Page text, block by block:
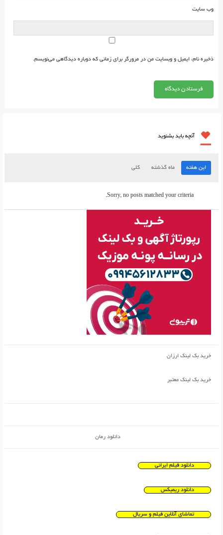
وب‌ سایت
ذخیره نام، ایمیل و وبسایت من در مرورگر برای زمانی که دوباره دیدگاهی می‌نویسم.
آنچه باید بشنوید
این هفته ماه گذشته کلی
Sorry, no posts matched your criteria.
خرید بک لینک ارزان
خرید بک لینک معتبر
دانلود رمان
دانلود فیلم ایرانی
دانلود ریمیکس
تماشای آنلاین فیلم و سریال